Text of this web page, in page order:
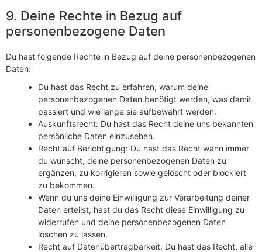
9. Deine Rechte in Bezug auf
personenbezogene Daten
Du hast folgende Rechte in Bezug auf deine personenbezogenen
Daten:
Du hast das Recht zu erfahren, warum deine
personenbezogenen Daten benötigt werden, was damit
passiert und wie lange sie aufbewahrt werden.
Auskunftsrecht: Du hast das Recht deine uns bekannten
persönliche Daten einzusehen.
Recht auf Berichtigung: Du hast das Recht wann immer
du wünscht, deine personenbezogenen Daten zu
ergänzen, zu korrigieren sowie gelöscht oder blockiert
zu bekommen.
Wenn du uns deine Einwilligung zur Verarbeitung deiner
Daten erteilst, hast du das Recht diese Einwilligung zu
widerrufen und deine personenbezogenen Daten
löschen zu lassen.
Recht auf Datenübertragbarkeit: Du hast das Recht, alle